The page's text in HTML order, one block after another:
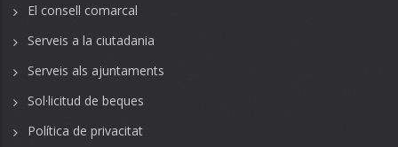
El consell comarcal
Serveis a la ciutadania
Serveis als ajuntaments
Sol·licitud de beques
Política de privacitat